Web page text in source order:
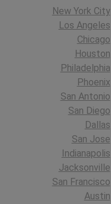
New York City
Los Angeles
Chicago
Houston
Philadelphia
Phoenix
San Antonio
San Diego
Dallas
San Jose
Indianapolis
Jacksonville
San Francisco
Austin